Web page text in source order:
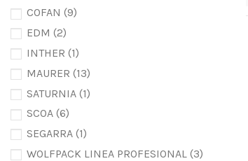
COFAN (9)
EDM (2)
INTHER (1)
MAURER (13)
SATURNIA (1)
SCOA (6)
SEGARRA (1)
WOLFPACK LINEA PROFESIONAL (3)